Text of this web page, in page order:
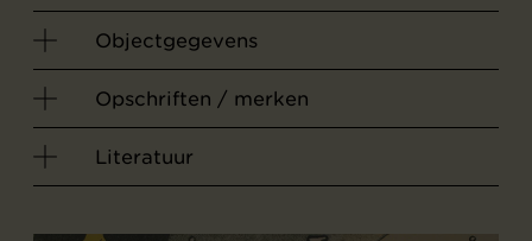
Objectgegevens
Opschriften / merken
Literatuur